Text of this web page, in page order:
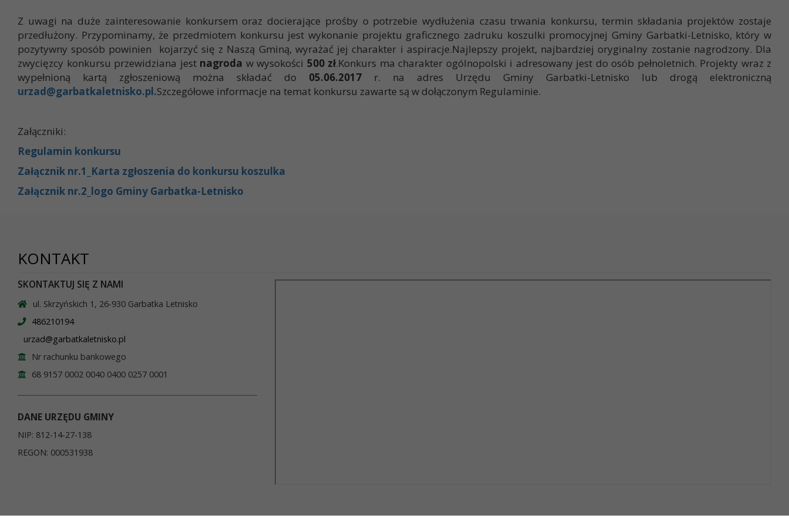
Z uwagi na duże zainteresowanie konkursem oraz docierające prośby o potrzebie wydłużenia czasu trwania konkursu, termin składania projektów zostaje
przedłużony. Przypominamy, że przedmiotem konkursu jest wykonanie projektu graficznego zadruku koszulki promocyjnej Gminy Garbatki-Letnisko, który w
pozytywny sposób powinien kojarzyć się z Naszą Gminą, wyrażać jej charakter i aspiracje.Najlepszy projekt, najbardziej oryginalny zostanie nagrodzony. Dla
zwycięzcy konkursu przewidziana jest nagroda w wysokości 500 zł.Konkurs ma charakter ogólnopolski i adresowany jest do osób pełnoletnich. Projekty wraz z
wypełnioną kartą zgłoszeniową można składać do 05.06.2017 r. na adres Urzędu Gminy Garbatki-Letnisko lub drogą elektroniczną
urzad@garbatkaletnisko.pl.Szczegółowe informacje na temat konkursu zawarte są w dołączonym Regulaminie.
Załączniki:
Regulamin konkursu
Załącznik nr.1_Karta zgłoszenia do konkursu koszulka
Załącznik nr.2_logo Gminy Garbatka-Letnisko
KONTAKT
SKONTAKTUJ SIĘ Z NAMI
ul. Skrzyńskich 1, 26-930 Garbatka Letnisko
486210194
urzad@garbatkaletnisko.pl
Nr rachunku bankowego
68 9157 0002 0040 0400 0257 0001
DANE URZĘDU GMINY
NIP: 812-14-27-138
REGON: 000531938